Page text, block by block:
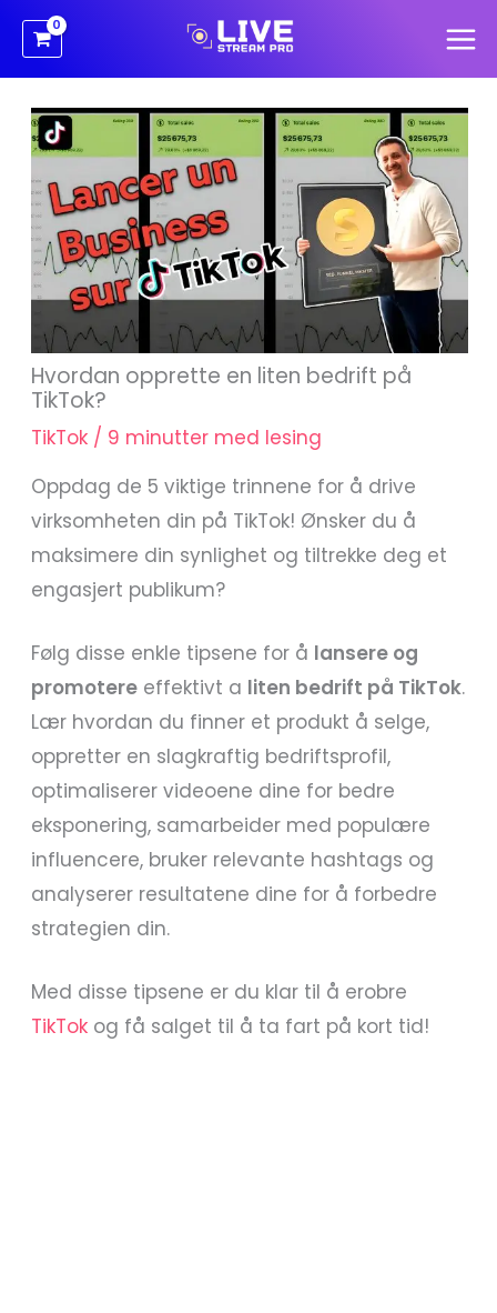
Hopp
rett
til
innholdet
Hvordan opprette en liten bedrift på
TikTok?
TikTok / 9 minutter med lesing
Oppdag de 5 viktige trinnene for å drive
virksomheten din på TikTok! Ønsker du å
maksimere din synlighet og tiltrekke deg et
engasjert publikum?
Følg disse enkle tipsene for å lansere og
promotere effektivt a liten bedrift på TikTok.
Lær hvordan du finner et produkt å selge,
oppretter en slagkraftig bedriftsprofil,
optimaliserer videoene dine for bedre
eksponering, samarbeider med populære
influencere, bruker relevante hashtags og
analyserer resultatene dine for å forbedre
strategien din.
Med disse tipsene er du klar til å erobre
TikTok og få salget til å ta fart på kort tid!